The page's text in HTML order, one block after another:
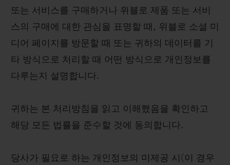
또는 서비스를 구매하거나 위블로 제품 또는 서비
스의 구매에 대한 관심을 표명할 때, 위블로 소셜 미
디어 페이지를 방문할 때 또는 귀하의 데이터를 기
타 방식으로 처리할 때 어떤 방식으로 개인정보를
다루는지 설명합니다.
귀하는 본 처리방침을 읽고 이해했음을 확인하고
해당 모든 법률을 준수할 것에 동의합니다.
당사가 필요로 하는 개인정보의 미제공 시(이 경우
부티크 검색